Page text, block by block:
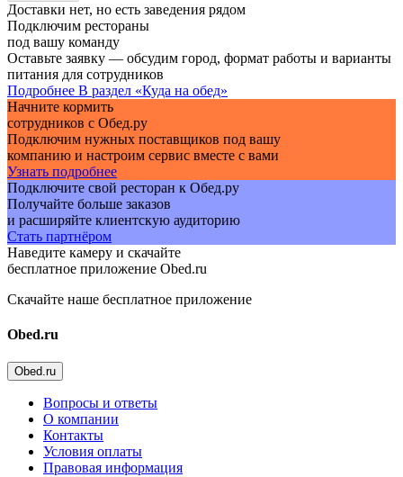
Доставки нет, но есть заведения рядом
Подключим рестораны
под вашу команду
Оставьте заявку — обсудим город, формат работы и варианты
питания для сотрудников
Подробнее В раздел «Куда на обед»
Начните кормить
сотрудников с Обед.ру
Подключим нужных поставщиков под вашу
компанию и настроим сервис вместе с вами
Узнать подробнее
Подключите свой ресторан к Обед.ру
Получайте больше заказов
и расширяйте клиентскую аудиторию
Стать партнёром
Наведите камеру и скачайте
бесплатное приложение Obed.ru
Скачайте наше бесплатное приложение
Obed.ru
Obed.ru
Вопросы и ответы
О компании
Контакты
Условия оплаты
Правовая информация